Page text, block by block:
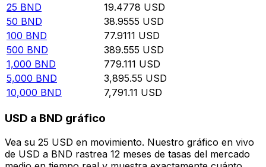
25 BND 19.4778 USD
50 BND 38.9555 USD
100 BND 77.9111 USD
500 BND 389.555 USD
1,000 BND 779.111 USD
5,000 BND 3,895.55 USD
10,000 BND 7,791.11 USD
USD a BND gráfico
Vea su 25 USD en movimiento. Nuestro gráfico en vivo
de USD a BND rastrea 12 meses de tasas del mercado